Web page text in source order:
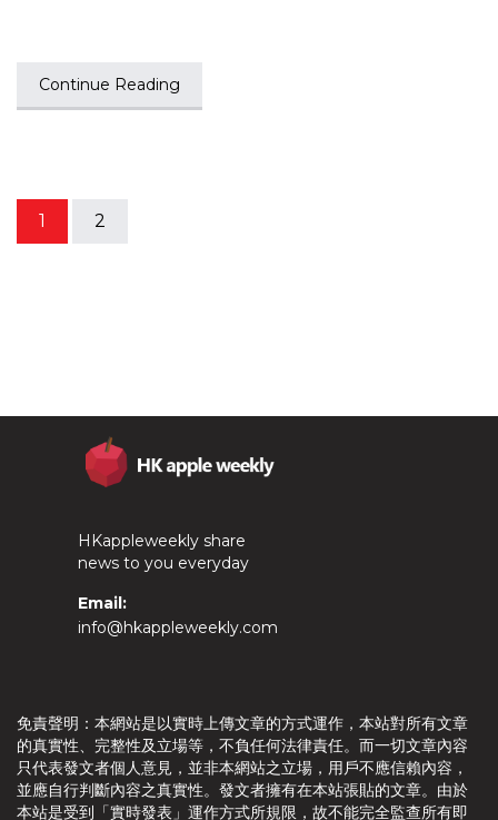
Continue Reading
1 2
HKappleweekly share
news to you everyday
Email:
info@hkappleweekly.com
免責聲明：本網站是以實時上傳文章的方式運作，本站對所有文章
的真實性、完整性及立場等，不負任何法律責任。而一切文章內容
只代表發文者個人意見，並非本網站之立場，用戶不應信賴內容，
並應自行判斷內容之真實性。發文者擁有在本站張貼的文章。由於
本站是受到「實時發表」運作方式所規限，故不能完全監查所有即